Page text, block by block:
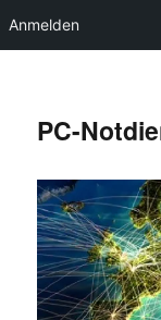
Anmelden
PC-